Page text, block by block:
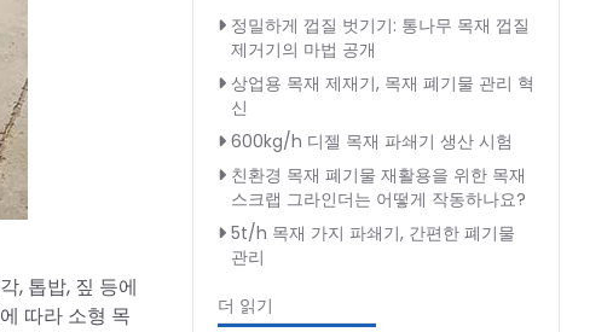
, 톱밥, 짚 등에
따라 소형 목
정밀하게 껍질 벗기기: 통나무 목재 껍질
제거기의 마법 공개
상업용 목재 제재기, 목재 폐기물 관리 혁
신
600kg/h 디젤 목재 파쇄기 생산 시험
친환경 목재 폐기물 재활용을 위한 목재
스크랩 그라인더는 어떻게 작동하나요?
5t/h 목재 가지 파쇄기, 간편한 폐기물
관리
더 읽기